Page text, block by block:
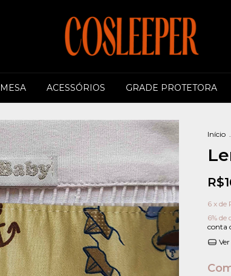
MESA ACESSÓRIOS GRADE PROTETORA
Início .
6 x de
6% de
conta